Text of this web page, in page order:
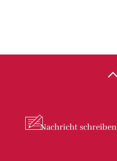
Nachricht schreiben